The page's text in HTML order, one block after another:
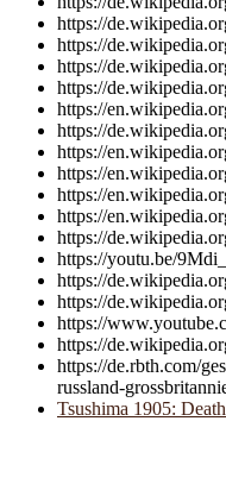
https://
https://
https://
https://
https://
https://
https://
https://
https://
https://
https://
https://youtu.be/
https://
https://
https://
https://
https://de.rbth.com/
russland-
Tsushima 1905: